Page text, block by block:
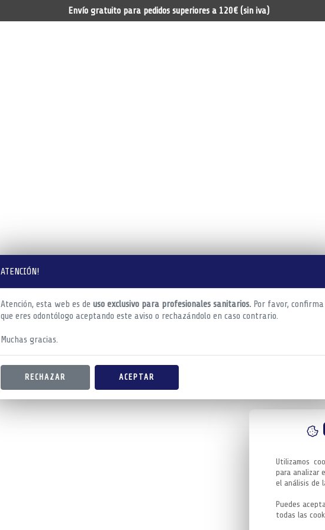
ATENCIÓN!
Atención, esta web es de uso exclusivo para profesionales sanitarios. Por favor, confirma
que eres odontólogo aceptando este aviso o rechazándolo en caso contrario.
Muchas gracias.
RECHAZAR ACEPTAR
Utilizamos
para analizar
el análisis de
Puedes
todas las
Envío gratuito para pedidos superiores a 120€ (sin iva)